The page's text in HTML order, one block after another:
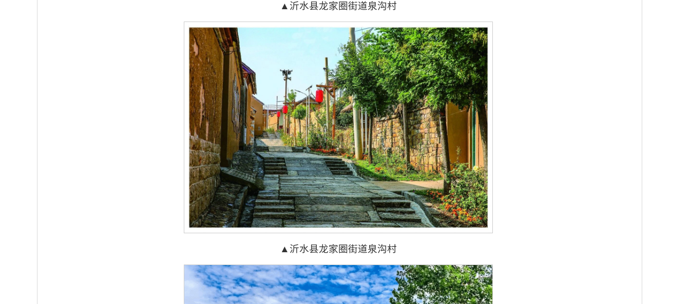
▲沂水县龙家圈街道泉沟村
▲沂水县龙家圈街道泉沟村